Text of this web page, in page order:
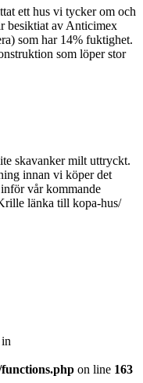
ett hus vi tycker om och
besiktiat av Anticimex
som har 14% fuktighet.
som löper stor
skavanker milt uttryckt.
innan vi köper det
vår kommande
länka till kopa-hus/
on line 163